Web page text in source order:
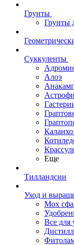
Грунты
Грунты
Суккуленты
Алоэ
Еще
Тилландсии
Уход и
Мох
Все для